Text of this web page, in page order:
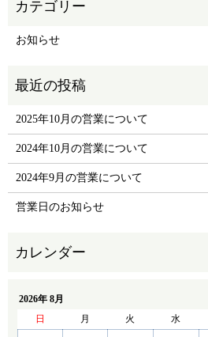
お知らせ
2025年10月の営業について
2024年10月の営業について
2024年9月の営業について
営業日のお知らせ
2026年 8月
日
月 火 水